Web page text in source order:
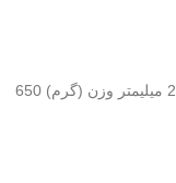
ویژگی های فنی ابعاد (میلی متر) 148 × 210 × 210 میلیمتر وزن (گرم) 650